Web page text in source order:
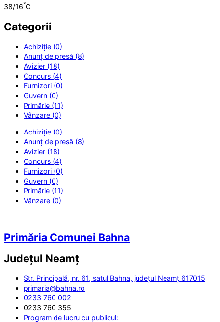
38/16°C
Categorii
Achiziție (0)
Anunț de presă (8)
Avizier (18)
Concurs (4)
Furnizori (0)
Guvern (0)
Primărie (11)
Vânzare (0)
Achiziție (0)
Anunț de presă (8)
Avizier (18)
Concurs (4)
Furnizori (0)
Guvern (0)
Primărie (11)
Vânzare (0)
Primăria Comunei Bahna
Județul Neamț
Str. Principală, nr. 61, satul Bahna, județul Neamț 617015
primaria@bahna.ro
0233 760 002
0233 760 355
Program de lucru cu publicul: